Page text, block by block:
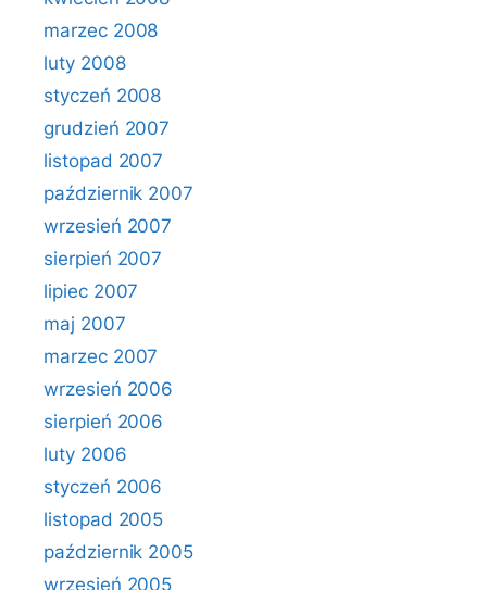
marzec 2008
luty 2008
styczeń 2008
grudzień 2007
listopad 2007
październik 2007
wrzesień 2007
sierpień 2007
lipiec 2007
maj 2007
marzec 2007
wrzesień 2006
sierpień 2006
luty 2006
styczeń 2006
listopad 2005
październik 2005
wrzesień 2005